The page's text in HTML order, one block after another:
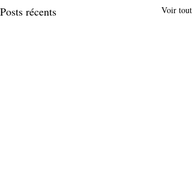
Posts récents Voir tout